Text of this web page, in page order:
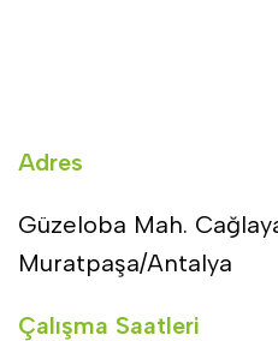
Adres
Güzeloba Mah.
Muratpaşa/Antalya
Çalışma Saatleri